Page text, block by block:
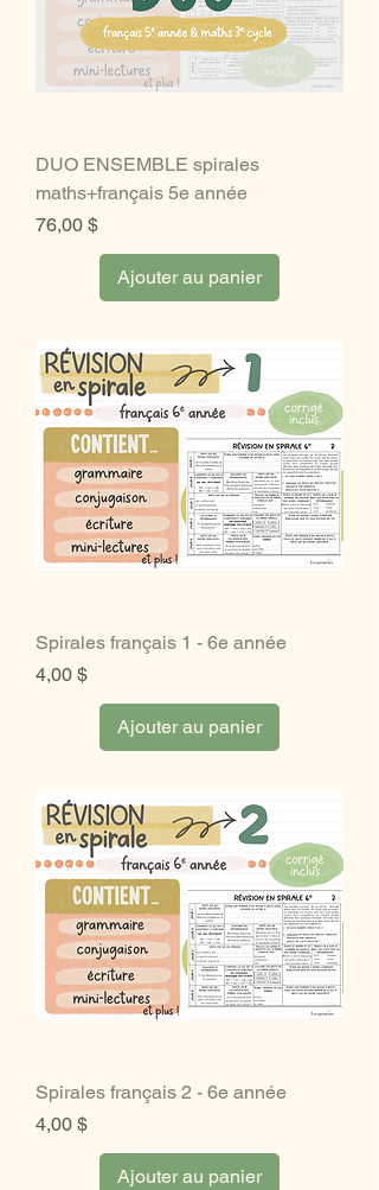
DUO ENSEMBLE spirales
maths+français 5e année
Prix
76,00 $
Ajouter au panier
Spirales français 1 - 6e année
Prix
4,00 $
Ajouter au panier
Spirales français 2 - 6e année
Prix
4,00 $
Ajouter au panier